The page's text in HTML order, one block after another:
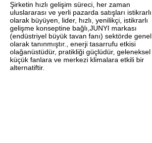
Şirketin hızlı gelişim süreci, her zaman
uluslararası ve yerli pazarda satışları istikrarlı
olarak büyüyen, lider, hızlı, yenilikçi, istikrarlı
gelişme konseptine bağlı,JUNYI markası
(endüstriyel büyük tavan fanı) sektörde genel
olarak tanınmıştır., enerji tasarrufu etkisi
olağanüstüdür, pratikliği güçlüdür, geleneksel
küçük fanlara ve merkezi klimalara etkili bir
alternatiftir.